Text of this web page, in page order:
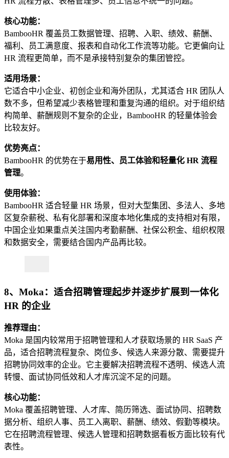
核心功能：
BambooHR 覆盖员工数据管理、招聘、入职、绩效、薪酬、
福利、员工满意度、报表和自动化工作流等功能。它更偏向让
HR 流程更简单，而不是承接特别复杂的集团管控。
适用场景：
它适合中小企业、初创企业和海外团队，尤其适合 HR 团队人
数不多，但希望减少表格管理和重复沟通的组织。对于组织结
构简单、薪酬规则不复杂的企业，BambooHR 的轻量体验会
比较友好。
优势亮点：
BambooHR 的优势在于易用性、员工体验和轻量化 HR 流程
管理。
使用体验：
BambooHR 适合轻量 HR 场景，但对大型集团、多法人、多地
区复杂薪税、私有化部署和深度本地化集成的支持相对有限，
中国企业如果重点关注国内考勤薪酬、社保公积金、组织权限
和数据安全，需要结合国内产品再比较。
8、Moka：适合招聘管理起步并逐步扩展到一体化
HR 的企业
推荐理由：
Moka 是国内较常用于招聘管理和人才获取场景的 HR SaaS 产
品，适合招聘流程复杂、岗位多、候选人来源分散、需要提升
招聘协同效率的企业。它主要解决招聘流程不透明、候选人流
转慢、面试协同低效和人才库沉淀不足的问题。
核心功能：
Moka 覆盖招聘管理、人才库、简历筛选、面试协同、招聘数
据分析、组织人事、员工入离职、薪酬、绩效、假勤等模块。
它在招聘流程管理、候选人管理和招聘数据看板方面比较有代
表性。